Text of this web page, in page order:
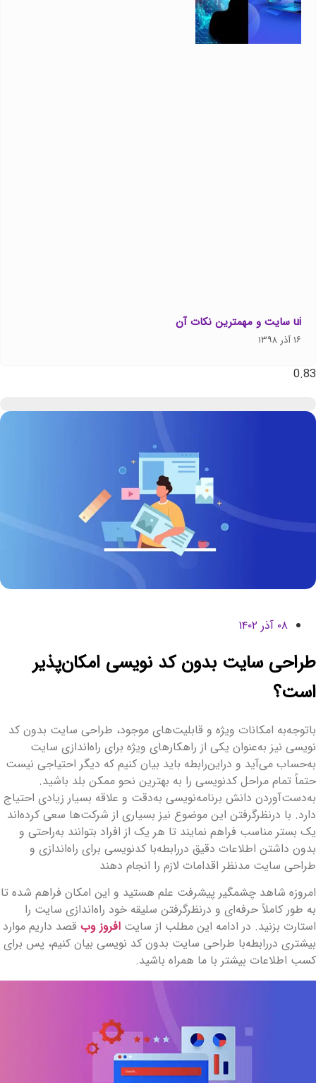
ui سایت و مهمترین نکات آن
۱۶ آذر ۱۳۹۸
۰۸ آذر ۱۴۰۲
طراحی سایت بدون کد نویسی امکان‌پذیر
است؟
باتوجه‌به امکانات ویژه و قابلیت‌های موجود، طراحی سایت بدون کد
نویسی نیز به‌عنوان یکی از راهکارهای ویژه برای راه‌اندازی سایت
به‌حساب می‌آید و دراین‌رابطه باید بیان کنیم که دیگر احتیاجی نیست
حتماً تمام مراحل کدنویسی را به بهترین نحو ممکن بلد باشید.
به‌دست‌آوردن دانش برنامه‌نویسی به‌دقت و علاقه بسیار زیادی احتیاج
دارد. با درنظرگرفتن این موضوع نیز بسیاری از شرکت‌ها سعی کرده‌اند
یک بستر مناسب فراهم نمایند تا هر یک از افراد بتوانند به‌راحتی و
بدون داشتن اطلاعات دقیق دررابطه‌با کدنویسی برای راه‌اندازی و
طراحی سایت مدنظر اقدامات لازم را انجام دهند
امروزه شاهد چشمگیر پیشرفت علم هستید و این امکان فراهم شده تا
به طور کاملاً حرفه‌ای و درنظرگرفتن سلیقه خود راه‌اندازی سایت را
استارت بزنید. در ادامه این مطلب از سایت افروز وبقصد داریم موارد
بیشتری دررابطه‌با طراحی سایت بدون کد نویسی بیان کنیم، پس برای
کسب اطلاعات بیشتر با ما همراه باشید.